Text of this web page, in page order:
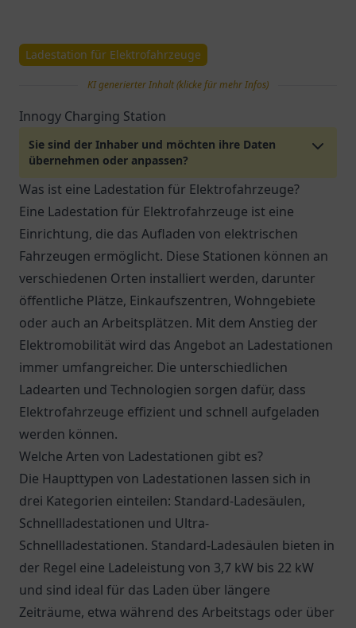
Ladestation für Elektrofahrzeuge
KI generierter Inhalt (klicke für mehr Infos)
Innogy Charging Station
Sie sind der Inhaber und möchten ihre Daten
übernehmen oder anpassen?
Was ist eine Ladestation für Elektrofahrzeuge?
Eine Ladestation für Elektrofahrzeuge ist eine
Einrichtung, die das Aufladen von elektrischen
Fahrzeugen ermöglicht. Diese Stationen können an
verschiedenen Orten installiert werden, darunter
öffentliche Plätze, Einkaufszentren, Wohngebiete
oder auch an Arbeitsplätzen. Mit dem Anstieg der
Elektromobilität wird das Angebot an Ladestationen
immer umfangreicher. Die unterschiedlichen
Ladearten und Technologien sorgen dafür, dass
Elektrofahrzeuge effizient und schnell aufgeladen
werden können.
Welche Arten von Ladestationen gibt es?
Die Haupttypen von Ladestationen lassen sich in
drei Kategorien einteilen: Standard-Ladesäulen,
Schnellladestationen und Ultra-
Schnellladestationen. Standard-Ladesäulen bieten in
der Regel eine Ladeleistung von 3,7 kW bis 22 kW
und sind ideal für das Laden über längere
Zeiträume, etwa während des Arbeitstags oder über